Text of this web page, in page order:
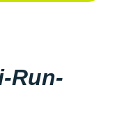
Run-